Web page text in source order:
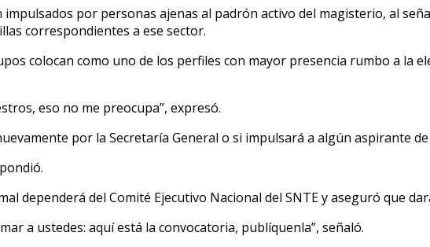
por personas ajenas al padrón activo del magisterio, al
correspondientes a ese sector.
colocan como uno de los perfiles con mayor presencia rumbo a la
eso no me preocupa”, expresó.
por la Secretaría General o si impulsará a algún aspirante
dependerá del Comité Ejecutivo Nacional del SNTE y aseguró que
a ustedes: aquí está la convocatoria, publíquenla”, señaló.